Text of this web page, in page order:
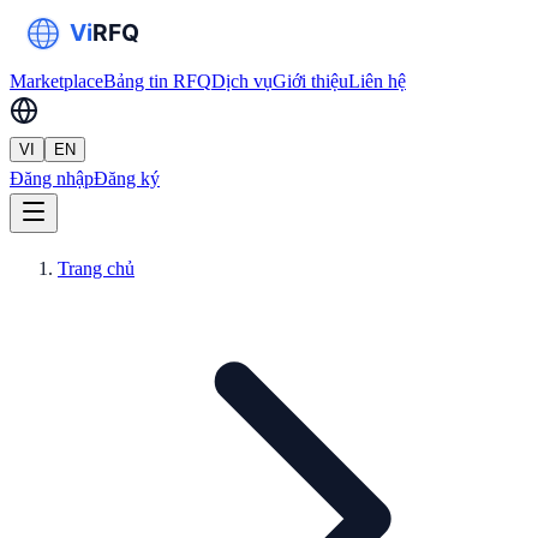
MarketplaceBảng tin RFQDịch vụGiới thiệuLiên hệ
VI EN
Đăng nhậpĐăng ký
Trang chủ